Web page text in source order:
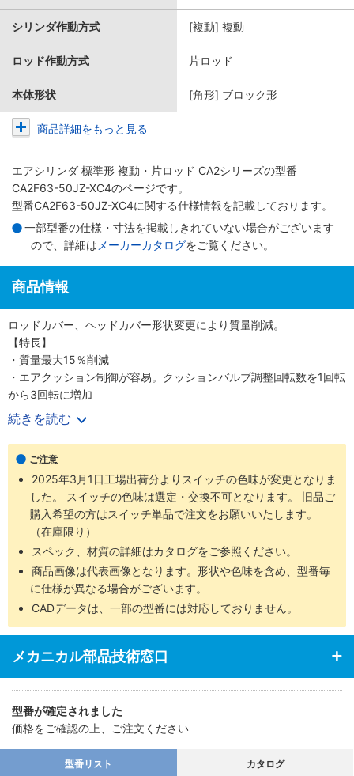
シリンダ作動方式 [複動] 複動
ロッド作動方式 片ロッド
本体形状 [角形] ブロック形
商品詳細をもっと見る
エアシリンダ 標準形 複動・片ロッド CA2シリーズの型番
CA2F63-50JZ-XC4のページです。
型番CA2F63-50JZ-XC4に関する仕様情報を記載しております。
一部型番の仕様・寸法を掲載しきれていない場合がございます
ので、詳細は メーカーカタログをご覧ください。
商品情報
ロッドカバー、ヘッドカバー形状変更により質量削減。
【特長】
・質量最大15％削減
・エアクッション制御が容易。クッションバルブ調整回転数を1回転
から3回転に増加
・小型オートスイッチから耐強磁界オートスイッチまで取付可能
・ロッド先端金具、揺動受け金具付の品番を設定しました
・豊富な取付支持金具
続きを読む
ご注意
2025年3月1日工場出荷分よりスイッチの色味が変更となりま
した。 スイッチの色味は選定・交換不可となります。 旧品ご
購入希望の方はスイッチ単品で注文をお願いいたします。
（在庫限り）
スペック、材質の詳細はカタログをご参照ください。
商品画像は代表画像となります。形状や色味を含め、型番毎
に仕様が異なる場合がございます。
CADデータは、一部の型番には対応しておりません。
メカニカル部品技術窓口
型番が確定されました
価格をご確認の上、ご注文ください
型番リスト カタログ